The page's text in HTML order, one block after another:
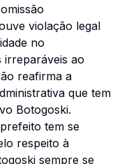
violação legal
no
irreparáveis ao
reafirma a
que tem
Botogoski.
tem se
respeito à
sempre se